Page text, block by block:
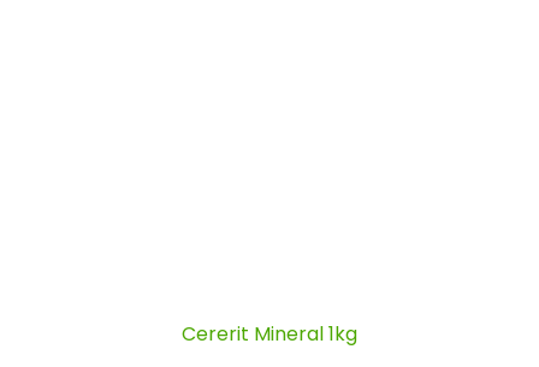
Cererit Mineral 1kg